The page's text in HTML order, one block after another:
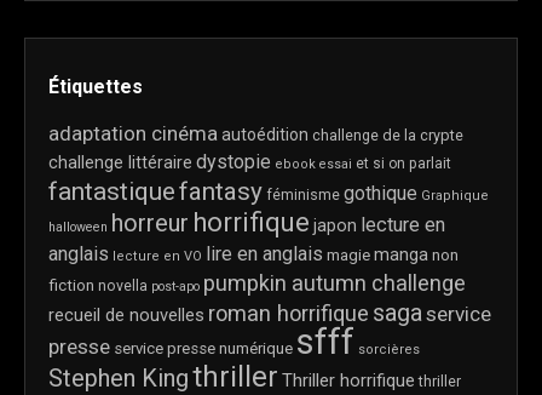
Étiquettes
adaptation cinémaautoédition challenge de la crypte
challenge littéraire dystopie ebook essai et si on parlait
fantastiquefantasy féminisme gothique Graphique
halloween horreur horrifique japon lecture en
anglais lecture en VO lire en anglais magie manga non
fiction novella post-apo pumpkin autumn challenge
recueil de nouvelles roman horrifique sagaservice
presse service presse numérique sfff sorcières
Stephen Kingthriller Thriller horrifique thriller